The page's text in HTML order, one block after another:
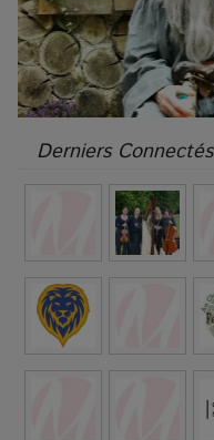
Derniers Connectés